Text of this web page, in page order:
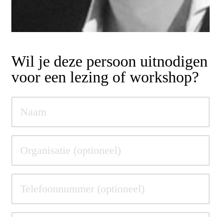
Wil je deze persoon uitnodigen
voor een lezing of workshop?